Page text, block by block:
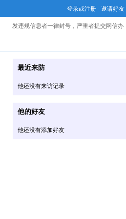
登录或注册 邀请好友
发违规信息者一律封号，严重者提交网信办
最近来防
他还没有来访记录
他的好友
他还没有添加好友